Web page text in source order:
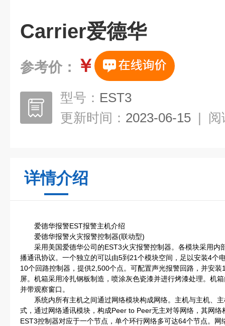
Carrier爱德华
参考价： ￥
型号： EST3
更新时间： 2023-06-15 | 阅
详情介绍
爱德华报警EST报警主机介绍
爱德华报警火灾报警控制器(联动型)
采用美国爱德华公司的EST3火灾报警控制器。各模块采用内
播通讯协议。一个独立的可以由5到21个模块空间，足以安装4个
10个回路控制器，提供2,500个点。可配置声光报警回路，并安
屏。机箱采用冷扎钢板制造，喷涂灰色瓷漆并进行烤漆处理。机
并带观察窗口。
系统内所有主机之间通过网络模块构成网络。主机与主机、主
式，通过网络通讯模块，构成Peer to Peer无主对等网络，其网
EST3控制器对应于一个节点，单个环行网络多可达64个节点。